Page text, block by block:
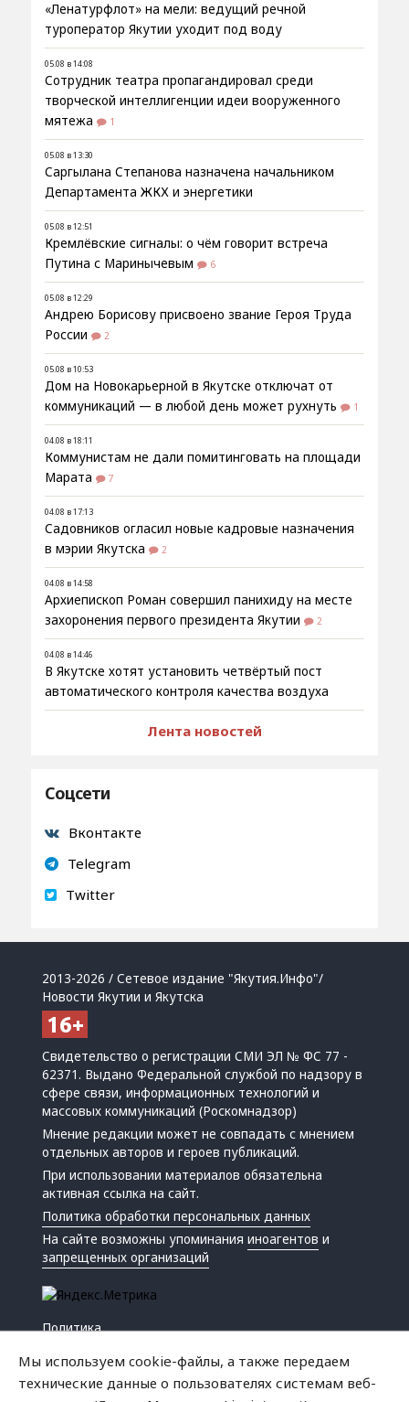
«Ленатурфлот» на мели: ведущий речной
туроператор Якутии уходит под воду
05.08 в 14:08
Сотрудник театра пропагандировал среди
творческой интеллигенции идеи вооруженного
мятежа
1
05.08 в 13:30
Саргылана Степанова назначена начальником
Департамента ЖКХ и энергетики
05.08 в 12:51
Кремлёвские сигналы: о чём говорит встреча
Путина с Маринычевым
6
05.08 в 12:29
Андрею Борисову присвоено звание Героя Труда
России
2
05.08 в 10:53
Дом на Новокарьерной в Якутске отключат от
коммуникаций — в любой день может рухнуть
1
04.08 в 18:11
Коммунистам не дали помитинговать на площади
Марата
7
04.08 в 17:13
Садовников огласил новые кадровые назначения
в мэрии Якутска
2
04.08 в 14:58
Архиепископ Роман совершил панихиду на месте
захоронения первого президента Якутии
2
04.08 в 14:46
В Якутске хотят установить четвёртый пост
автоматического контроля качества воздуха
Лента новостей
Соцсети
Вконтакте
Telegram
Twitter
2013-2026 / Сетевое издание "Якутия.Инфо"/
Новости Якутии и Якутска
Свидетельство о регистрации СМИ ЭЛ № ФС 77 -
62371. Выдано Федеральной службой по надзору в
сфере связи, информационных технологий и
массовых коммуникаций (Роскомнадзор)
Мнение редакции может не совпадать с мнением
отдельных авторов и героев публикаций.
При использовании материалов обязательна
активная ссылка на сайт.
Политика обработки персональных данных
На сайте возможны упоминанияиноагентов и
запрещенных организаций
Политика
Мы используем cookie-файлы, а также передаем
технические данные о пользователях системам веб-